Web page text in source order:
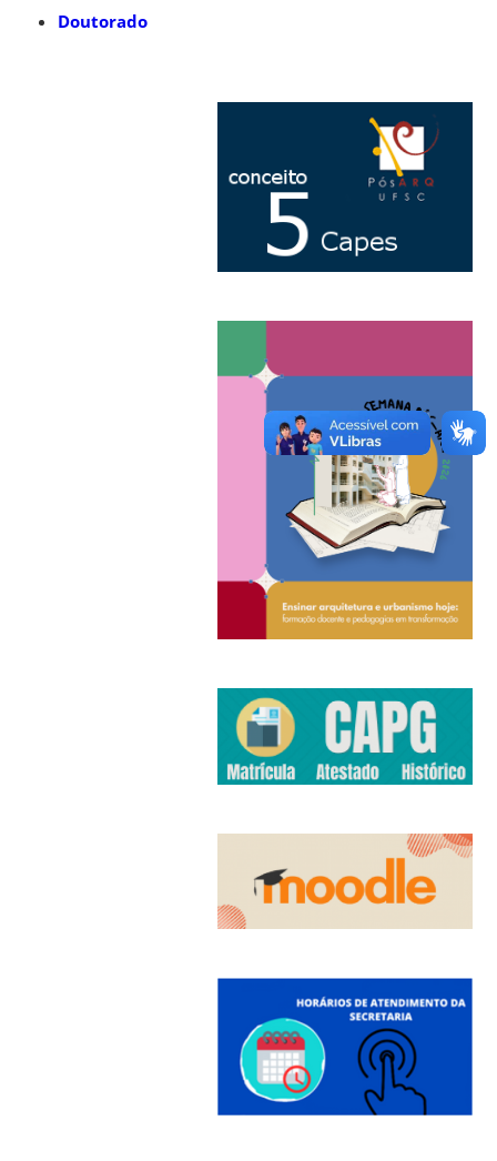
Doutorado